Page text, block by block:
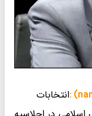
انتخابات